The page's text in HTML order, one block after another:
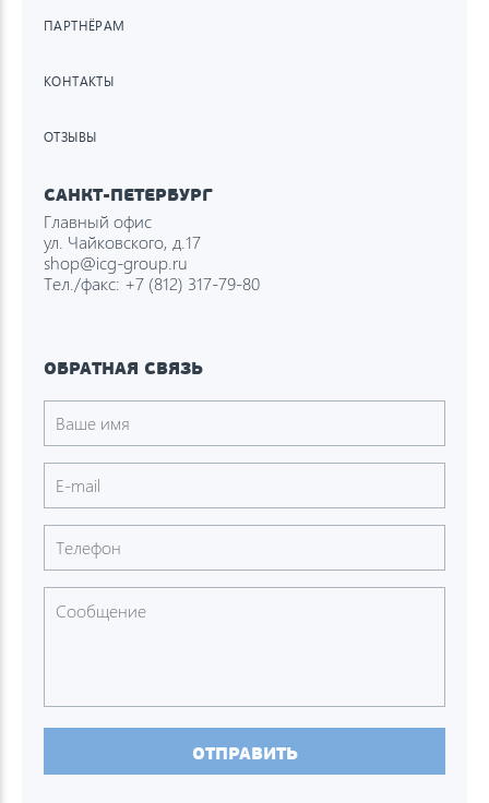
ПАРТНЁРАМ
КОНТАКТЫ
ОТЗЫВЫ
САНКТ-ПЕТЕРБУРГ
Главный офис
ул. Чайковского, д.17
shop@icg-group.ru
Тел./факс: +7 (812) 317-79-80
ОБРАТНАЯ СВЯЗЬ
ОТПРАВИТЬ